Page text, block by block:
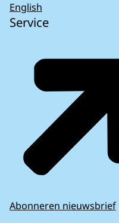
English
Service
Abonneren nieuwsbrief